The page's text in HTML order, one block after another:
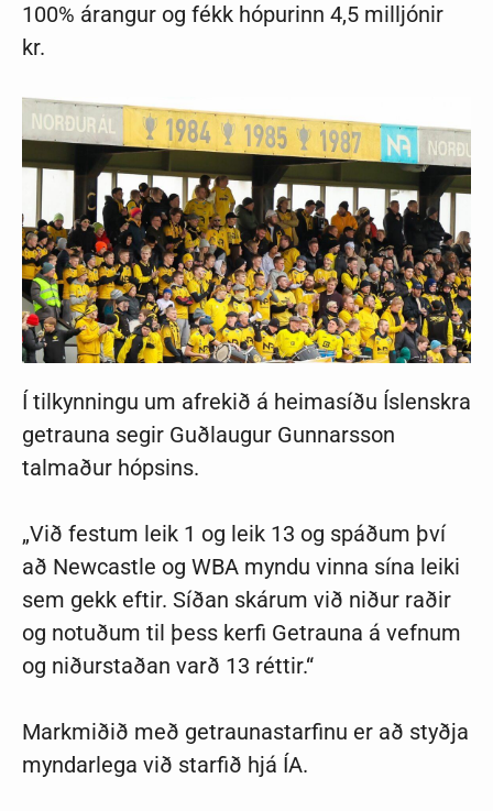
100% árangur og fékk hópurinn 4,5 milljónir
kr.
Í tilkynningu um afrekið á heimasíðu Íslenskra
getrauna segir Guðlaugur Gunnarsson
talmaður hópsins.
„Við fest­um leik 1 og leik 13 og spáðum því
að Newcastle og WBA myndu vinna sína leiki
sem gekk eft­ir. Síðan skár­um við niður raðir
og notuðum til þess kerfi Get­rauna á vefn­um
og niðurstaðan varð 13 rétt­ir.“
Mark­miðið með get­rauna­starf­inu er að styðja
mynd­ar­lega við starfið hjá ÍA.